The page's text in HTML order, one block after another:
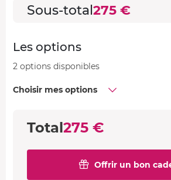
Sous-total275 €
Les options
2 options disponibles
Choisir mes options
Total275 €
Offrir un bon